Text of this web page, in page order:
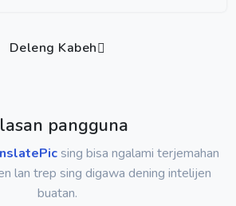
Deleng Kabeh
pangguna
sing bisa ngalami terjemahan
lan trep sing digawa dening intelijen
buatan.